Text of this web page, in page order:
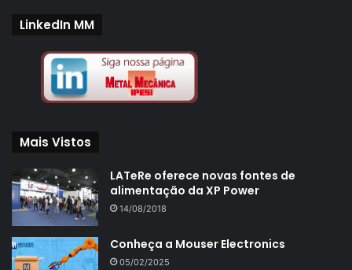
LinkedIn MM
Mais Vistos
LATeRe oferece novas fontes de
alimentação da XP Power
14/08/2018
Conheça a Mouser Electronics
05/02/2025